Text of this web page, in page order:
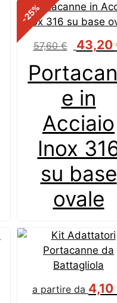
-25
%
e in
Acciaio
Inox
su base
ovale
57,60€
Il
originale
era:
57,60 €.
43,20
a partire da 4,10